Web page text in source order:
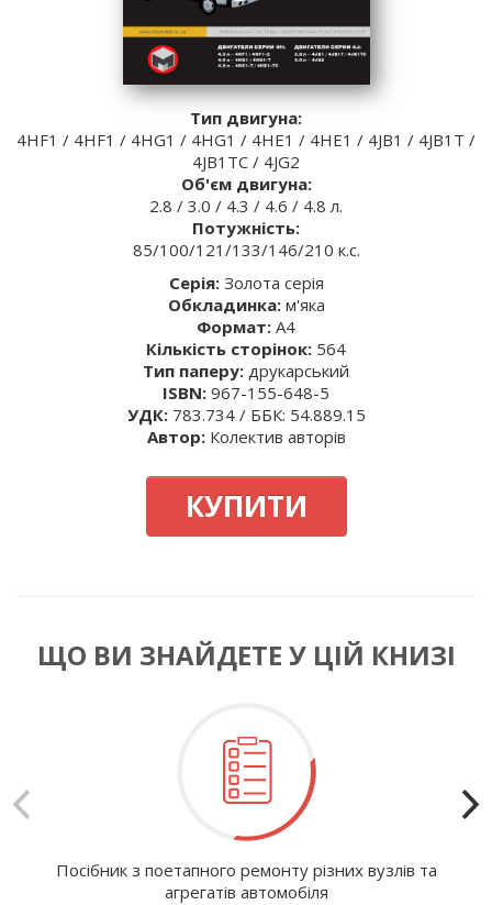
Тип двигуна:
4HF1 / 4HF1 / 4HG1 / 4HG1 / 4HЕ1 / 4НЕ1 / 4JB1 / 4JB1T /
4JB1TC / 4JG2
Об'єм двигуна:
2.8 / 3.0 / 4.3 / 4.6 / 4.8 л.
Потужність:
85/100/121/133/146/210 к.с.
Серія:Золота серія
Обкладинка:м'яка
Формат: A4
Кількість сторінок: 564
Тип паперу: друкарський
ISBN: 967-155-648-5
УДК:783.734 / ББК: 54.889.15
Автор:Колектив авторів
КУПИТИ
ЩО ВИ ЗНАЙДЕТЕ У ЦІЙ КНИЗІ
Посібник з поетапного ремонту різних вузлів та
агрегатів автомобіля